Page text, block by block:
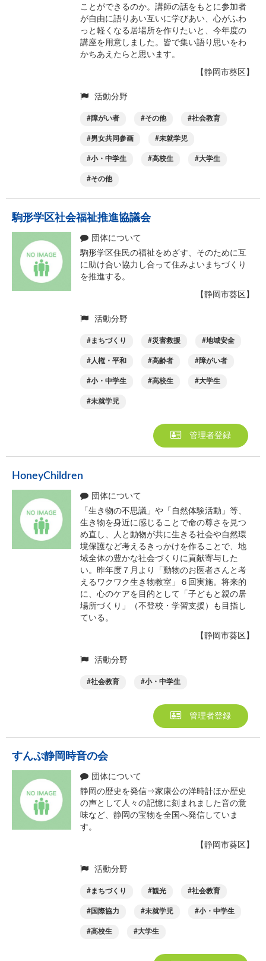
ことができるのか。講師の話をもとに参加者
が自由に語りあい互いに学びあい、心がふわ
っと軽くなる居場所を作りたいと、今年度の
講座を用意しました。皆で集い語り思いをわ
かちあえたらと思います。
【静岡市葵区】
活動分野
障がい者 その他 社会教育
男女共同参画 未就学児
小・中学生 高校生 大学生
その他
駒形学区社会福祉推進協議会
団体について
駒形学区住民の福祉をめざす、そのために互
に助け合い協力し合って住みよいまちづくり
を推進する。
【静岡市葵区】
活動分野
まちづくり 災害救援 地域安全
人権・平和 高齢者 障がい者
小・中学生 高校生 大学生
未就学児
管理者登録
HoneyChildren
団体について
「生き物の不思議」や「自然体験活動」等、
生き物を身近に感じることで命の尊さを見つ
め直し、人と動物が共に生きる社会や自然環
境保護など考えるきっかけを作ることで、地
域全体の豊かな社会づくりに貢献寄与した
い。昨年度７月より「動物のお医者さんと考
えるワクワク生き物教室」６回実施。将来的
に、心のケアを目的として「子どもと親の居
場所づくり」（不登校・学習支援）も目指し
ている。
【静岡市葵区】
活動分野
社会教育 小・中学生
管理者登録
すんぷ静岡時音の会
団体について
静岡の歴史を発信⇒家康公の洋時計ほか歴史
の声として人々の記憶に刻まれました音の意
味など、静岡の宝物を全国へ発信していま
す。
【静岡市葵区】
活動分野
まちづくり 観光 社会教育
国際協力 未就学児 小・中学生
高校生 大学生